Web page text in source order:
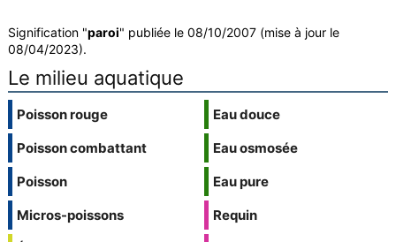
Signification "paroi" publiée le 08/10/2007 (mise à jour le
08/04/2023).
Le milieu aquatique
Poisson rouge
Poisson combattant
Poisson
Micros-poissons
Eau douce
Eau osmosée
Eau pure
Requin